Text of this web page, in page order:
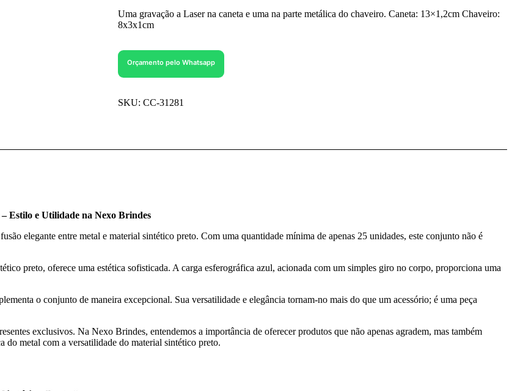
Uma gravação a Laser na caneta e uma na parte metálica do chaveiro. Caneta: 13×1,2cm Chaveiro:
8x3x1cm
Orçamento pelo Whatsapp
SKU: CC-31281
Estilo e Utilidade na Nexo Brindes
elegante entre metal e material sintético preto. Com uma quantidade mínima de apenas 25 unidades, este conjunto não é
preto, oferece uma estética sofisticada. A carga esferográfica azul, acionada com um simples giro no corpo, proporciona uma
o conjunto de maneira excepcional. Sua versatilidade e elegância tornam-no mais do que um acessório; é uma peça
exclusivos. Na Nexo Brindes, entendemos a importância de oferecer produtos que não apenas agradem, mas também
do metal com a versatilidade do material sintético preto.